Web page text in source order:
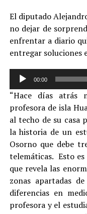
El diputado
no dejar de
enfrentar a diario
entregar soluciones
Reproductor
audio
00:00
“Hace días atrás
profesora de isla
al techo de su casa
la historia de un
Osorno que debe
telemáticas. Esto
que revela las
zonas apartadas
diferencias en
profesora y el